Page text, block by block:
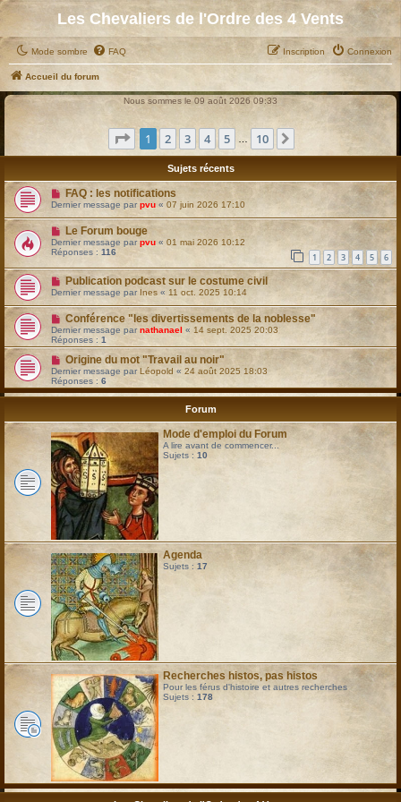
Les Chevaliers de l'Ordre des 4 Vents
Mode sombre FAQ Connexion
Inscription
Accueil du forum
Nous sommes le 09 août 2026 09:33
Page 1sur10
1 2 3 4 5 10
Sujets récents
FAQ : les notifications
Dernier message parpvu « 07 juin 2026 17:10
Le Forum bouge
Dernier message parpvu « 01 mai 2026 10:12
Réponses : 116 1 2 3 4 5 6
Publication podcast sur le costume civil
Dernier message par Ines « 11 oct. 2025 10:14
Conférence "les divertissements de la noblesse"
Dernier message parnathanael « 14 sept. 2025 20:03
Réponses : 1
Origine du mot "Travail au noir"
Dernier message par Léopold « 24 août 2025 18:03
Réponses : 6
Forum
Mode d'emploi du Forum
A lire avant de commencer...
Sujets : 10
Agenda
Sujets : 17
Recherches histos, pas histos
Pour les férus d'histoire et autres recherches
Sujets : 178